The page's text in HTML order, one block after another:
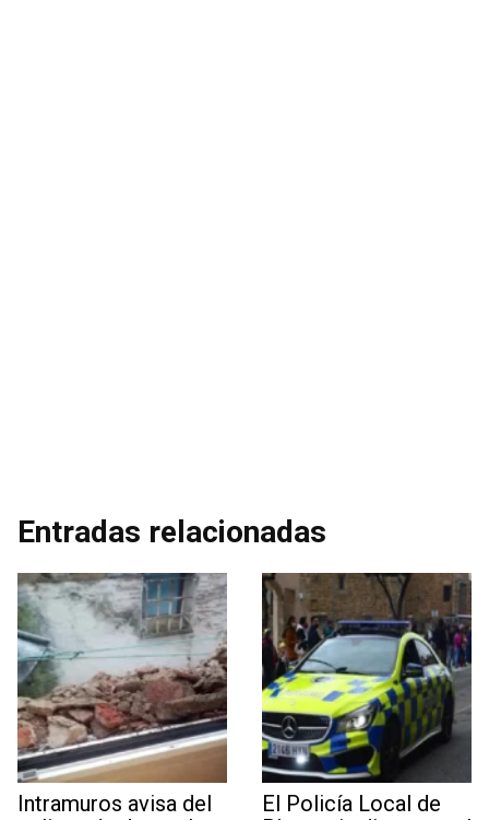
Entradas relacionadas
Intramuros avisa del
El Policía Local de